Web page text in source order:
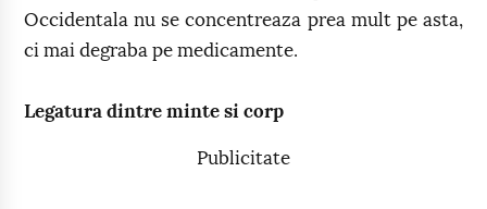
Occidentala nu se concentreaza prea mult pe asta,
ci mai degraba pe medicamente.
Legatura dintre minte si corp
Publicitate